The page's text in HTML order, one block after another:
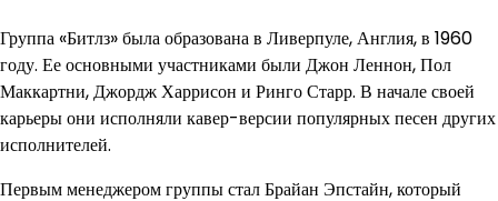
Группа «Битлз» была образована в Ливерпуле, Англия, в 1960
году. Ее основными участниками были Джон Леннон, Пол
Маккартни, Джордж Харрисон и Ринго Старр. В начале своей
карьеры они исполняли кавер-версии популярных песен других
исполнителей.
Первым менеджером группы стал Брайан Эпстайн, который